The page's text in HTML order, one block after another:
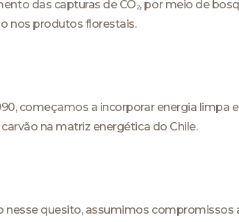
das capturas de CO₂, por meio de
nos produtos florestais.
começamos a incorporar energia limpa
na matriz energética do Chile.
nesse quesito, assumimos